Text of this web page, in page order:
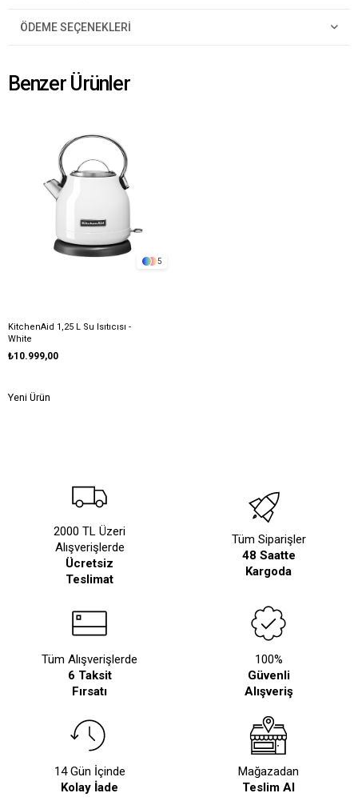
ÖDEME SEÇENEKLERI
Benzer Ürünler
5
KitchenAid 1,25 L Su Isıtıcısı -
White
₺10.999,00
Yeni Ürün
2000 TL Üzeri
Alışverişlerde
Ücretsiz
Teslimat
Tüm Siparişler
48 Saatte
Kargoda
Tüm Alışverişlerde
6 Taksit
Fırsatı
100%
Güvenli
Alışveriş
14 Gün İçinde
Kolay İade
Mağazadan
Teslim Al